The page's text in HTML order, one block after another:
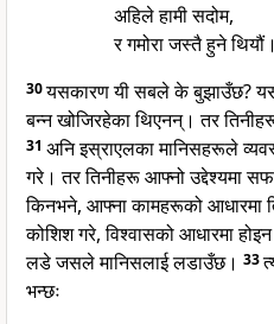
अहिले हामी सदोम,
र गमोरा जस्तै हुने
30यसकारण यी सबले के बुझाउँछ?
बन्न खोजिरहेका थिएनन्। तर तिनीहरू
31 अनि इस्राएलका मानिसहरूले
गरे। तर तिनीहरू आफ्नो उद्देश्यमा
किनभने, आफ्ना कामहरूको आधारमा
कोशिश गरे, विश्वासको आधारमा
लडे जसले मानिसलाई लडाउँछ। 33
भन्छः